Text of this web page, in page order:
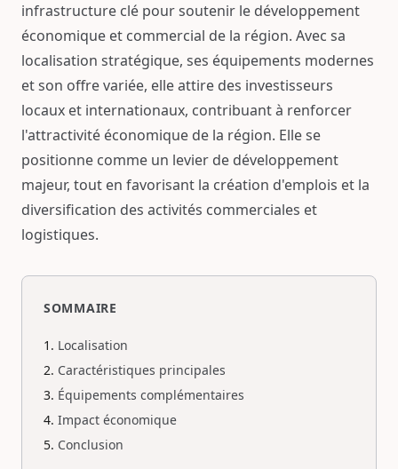
infrastructure clé pour soutenir le développement
économique et commercial de la région. Avec sa
localisation stratégique, ses équipements modernes
et son offre variée, elle attire des investisseurs
locaux et internationaux, contribuant à renforcer
l'attractivité économique de la région. Elle se
positionne comme un levier de développement
majeur, tout en favorisant la création d'emplois et la
diversification des activités commerciales et
logistiques.
SOMMAIRE
Localisation
Caractéristiques principales
Équipements complémentaires
Impact économique
Conclusion